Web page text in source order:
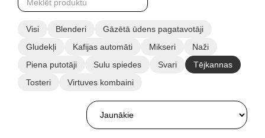
Visi Blenderi
Gāzētā ūdens pagatavotāji
Gludekļi
Kafijas automāti Mikseri
Naži
Piena putotāji
Sulu spiedes Svari
Tējkannas
Tosteri
Virtuves kombaini